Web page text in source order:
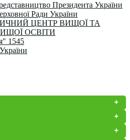
Президента України
Ради України
ЦЕНТР ВИЩОЇ ТА
ОСВІТИ
1545